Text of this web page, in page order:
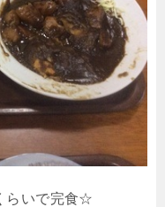
らいで完食☆